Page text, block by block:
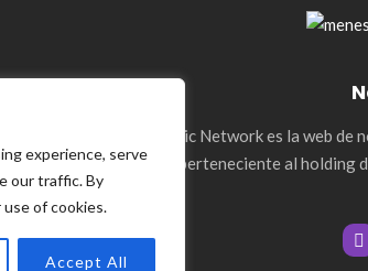
experience, serve
our traffic. By
of cookies.
Accept All
Meneses Music Network es la web
internacionales, perteneciente al holding